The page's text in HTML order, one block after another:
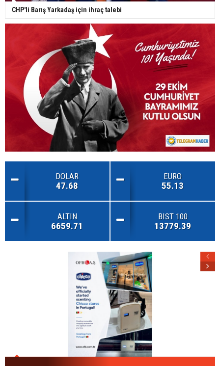
CHP'li Barış Yarkadaş için ihraç talebi
DOLAR
47.68
EURO
55.13
ALTIN
6659.71
BIST 100
13779.39